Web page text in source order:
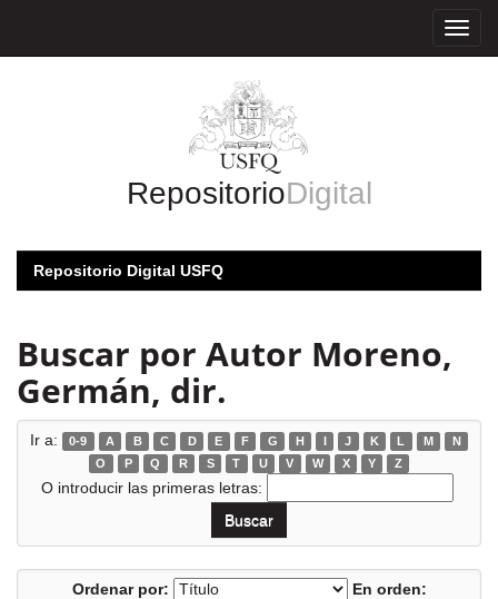
RepositorioDigital
Repositorio Digital USFQ
Buscar por Autor Moreno,
Germán, dir.
Ir a: 0-9 A B C D E F G H I J K L M
N
O
P Q R S T U V W X Y Z
O introducir las primeras letras:
Ordenar por:
En orden: